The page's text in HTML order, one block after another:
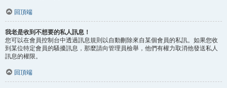
回頂端
我老是收到不想要的私人訊息！
您可以在會員控制台中透過訊息規則以自動刪除來自某個會員的私訊。如果您收
到某位特定會員的騷擾訊息，那麼請向管理員檢舉，他們有權力取消他發送私人
訊息的權限。
回頂端